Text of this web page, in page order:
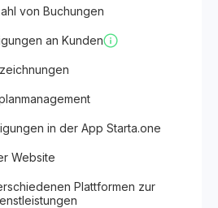
von Buchungen
an Kunden
in der App Starta.one
Website
Plattformen zur